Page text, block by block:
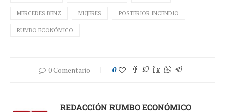
MERCEDES BENZ MUJERES POSTERIOR INCENDIO
RUMBO ECONÓMICO
0 Comentario 0
REDACCIÓN RUMBO ECONÓMICO